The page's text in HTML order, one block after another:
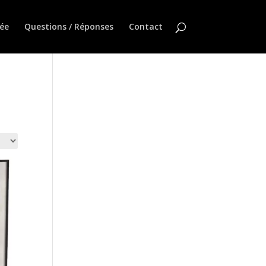
Questions / Réponses Contact